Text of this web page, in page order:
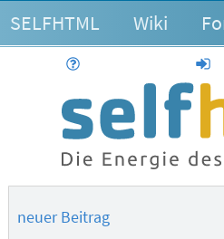
SELFHTML Wiki
neuer Beitrag